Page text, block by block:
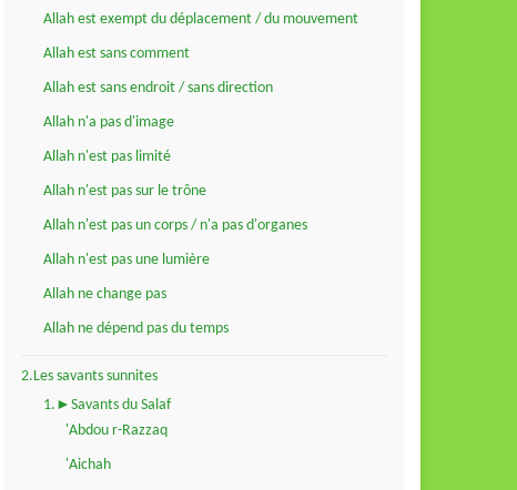
Allah est exempt du déplacement / du mouvement
Allah est sans comment
Allah est sans endroit / sans direction
Allah n'a pas d'image
Allah n'est pas limité
Allah n'est pas sur le trône
Allah n'est pas un corps / n'a pas d'organes
Allah n'est pas une lumière
Allah ne change pas
Allah ne dépend pas du temps
2.Les savants sunnites
1.►Savants du Salaf
'Abdou r-Razzaq
'Aichah